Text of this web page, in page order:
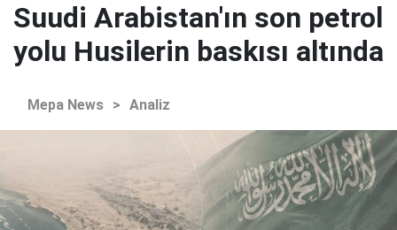
Suudi Arabistan'ın son petrol
yolu Husilerin baskısı altında
Mepa News > Analiz